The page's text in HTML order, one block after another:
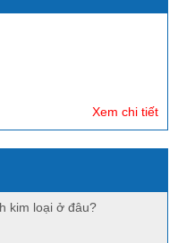
Xem chi tiết
kim loại ở đâu?